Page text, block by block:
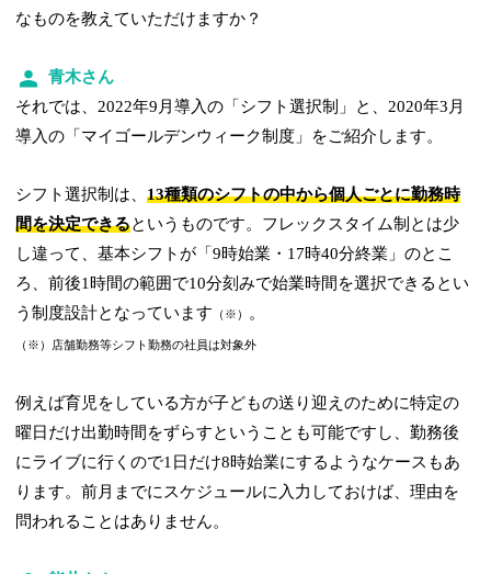
なものを教えていただけますか？
青木さん
それでは、2022年9月導入の「シフト選択制」と、2020年3月
導入の「マイゴールデンウィーク制度」をご紹介します。
シフト選択制は、13種類のシフトの中から個人ごとに勤務時
間を決定できるというものです。フレックスタイム制とは少
し違って、基本シフトが「9時始業・17時40分終業」のとこ
ろ、前後1時間の範囲で10分刻みで始業時間を選択できるとい
う制度設計となっています （※） 。
（※）店舗勤務等シフト勤務の社員は対象外
例えば育児をしている方が子どもの送り迎えのために特定の
曜日だけ出勤時間をずらすということも可能ですし、勤務後
にライブに行くので1日だけ8時始業にするようなケースもあ
ります。前月までにスケジュールに入力しておけば、理由を
問われることはありません。